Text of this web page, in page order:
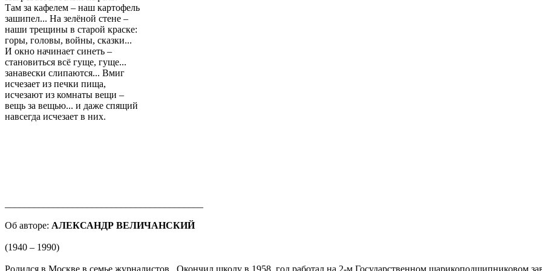
Там за кафелем – наш картофель
зашипел... На зелёной стене –
наши трещины в старой краске:
горы, головы, войны, сказки...
И окно начинает синеть –
становиться всё гуще, гуще...
занавески слипаются... Вмиг
исчезает из печки пища,
исчезают из комнаты вещи –
вещь за вещью... и даже спящий
навсегда исчезает в них.
Об авторе: АЛЕКСАНДР ВЕЛИЧАНСКИЙ
(1940 – 1990)
Родился в Москве в семье журналистов. Окончил школу в 1958, год работал на 2-м Государственном шарикоподшипниковом